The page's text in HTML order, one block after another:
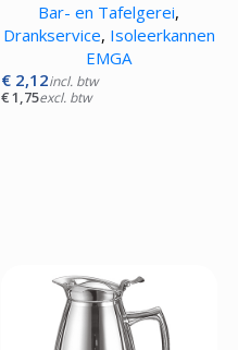
Bar- en Tafelgerei,
Drankservice, Isoleerkannen
EMGA
€2,12incl. btw
€1,75excl. btw